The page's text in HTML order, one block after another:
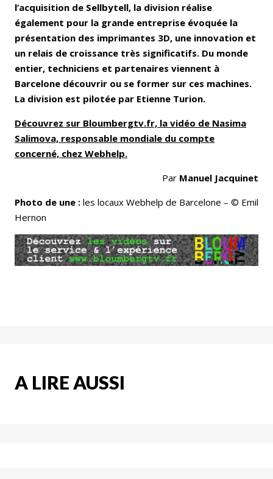
l’acquisition de Sellbytell, la division réalise
également pour la grande entreprise évoquée la
présentation des imprimantes 3D, une innovation et
un relais de croissance très significatifs. Du monde
entier, techniciens et partenaires viennent à
Barcelone découvrir ou se former sur ces machines.
La division est pilotée par Etienne Turion.
Découvrez sur Bloumbergtv.fr, la vidéo de Nasima
Salimova, responsable mondiale du compte
concerné, chez Webhelp.
Par Manuel Jacquinet
Photo de une : les locaux Webhelp de Barcelone – © Emil
Hernon
A LIRE AUSSI